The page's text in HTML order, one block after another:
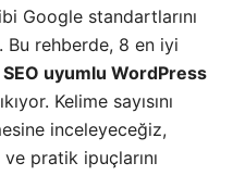
Google standartlarını
Bu rehberde, 8 en iyi
SEO uyumlu WordPress
Kelime sayısını
inceleyeceğiz,
ve pratik ipuçlarını